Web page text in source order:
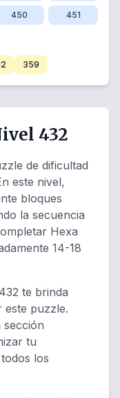
450 451
359
432
de dificultad
este nivel,
bloques
la secuencia
Hexa
14-18
te brinda
este puzzle.
sección
tu
los